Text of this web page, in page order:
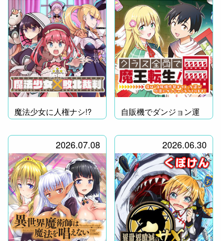
魔法少女に人権ナシ!?
自販機でダンジョン運
営！
2026.07.08 2026.06.30